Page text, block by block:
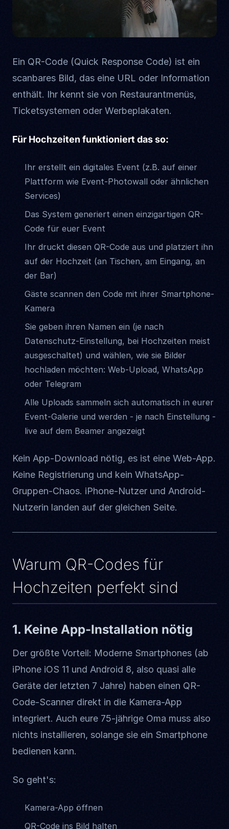
Ein QR-Code (Quick Response Code) ist ein
scanbares Bild, das eine URL oder Information
enthält. Ihr kennt sie von Restaurantmenüs,
Ticketsystemen oder Werbeplakaten.
Für Hochzeiten funktioniert das so:
Ihr erstellt ein digitales Event (z.B. auf einer
Plattform wie Event-Photowall oder ähnlichen
Services)
Das System generiert einen einzigartigen QR-
Code für euer Event
Ihr druckt diesen QR-Code aus und platziert ihn
auf der Hochzeit (an Tischen, am Eingang, an
der Bar)
Gäste scannen den Code mit ihrer Smartphone-
Kamera
Sie geben ihren Namen ein (je nach
Datenschutz-Einstellung, bei Hochzeiten meist
ausgeschaltet) und wählen, wie sie Bilder
hochladen möchten: Web-Upload, WhatsApp
oder Telegram
Alle Uploads sammeln sich automatisch in eurer
Event-Galerie und werden - je nach Einstellung -
live auf dem Beamer angezeigt
Kein App-Download nötig, es ist eine Web-App.
Keine Registrierung und kein WhatsApp-
Gruppen-Chaos. iPhone-Nutzer und Android-
Nutzerin landen auf der gleichen Seite.
Warum QR-Codes für
Hochzeiten perfekt sind
1. Keine App-Installation nötig
Der größte Vorteil: Moderne Smartphones (ab
iPhone iOS 11 und Android 8, also quasi alle
Geräte der letzten 7 Jahre) haben einen QR-
Code-Scanner direkt in die Kamera-App
integriert. Auch eure 75-jährige Oma muss also
nichts installieren, solange sie ein Smartphone
bedienen kann.
So geht's:
Kamera-App öffnen
QR-Code ins Bild halten